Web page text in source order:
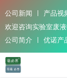
公司新闻 产品视
欢迎咨询实验室废
公司简介
优诺产